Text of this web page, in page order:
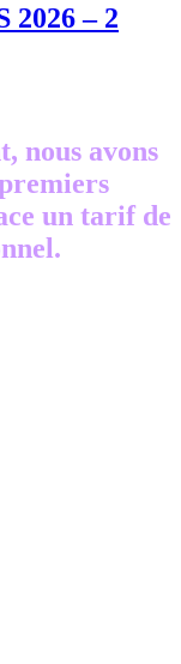
2026 – 2
nous avons
un tarif de